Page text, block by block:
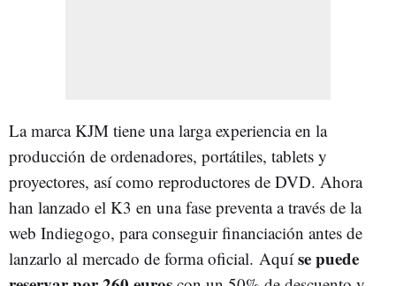
La marca KJM tiene una larga experiencia en la
producción de ordenadores, portátiles, tablets y
proyectores, así como reproductores de DVD. Ahora
han lanzado el K3 en una fase preventa a través de la
web Indiegogo, para conseguir financiación antes de
lanzarlo al mercado de forma oficial. Aquíse puede